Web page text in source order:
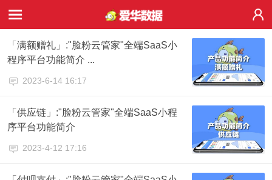
「满额赠礼」:"脸粉云管家"全端SaaS小
程序平台功能简介 ...
2023-6-14 16:17
「供应链」:"脸粉云管家"全端SaaS小程
序平台功能简介
2023-4-12 17:16